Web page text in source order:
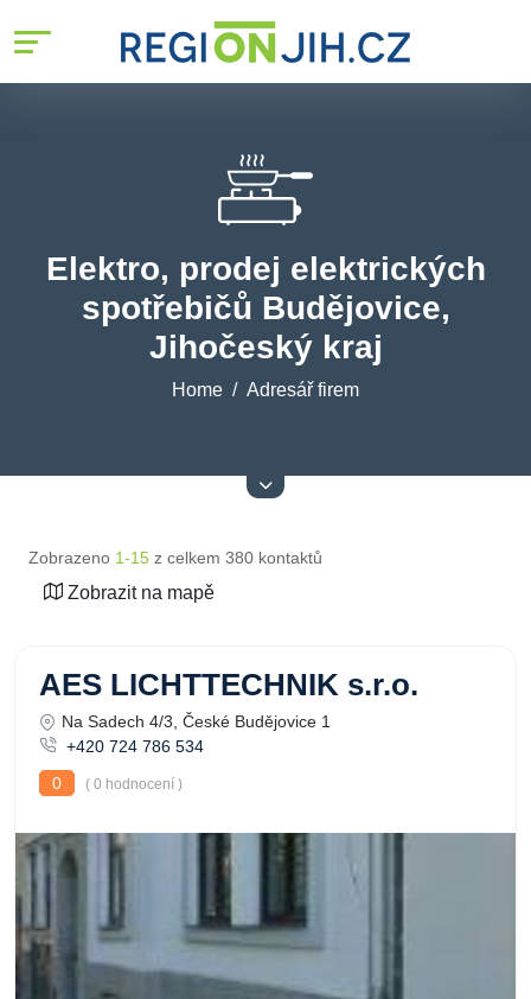
Elektro, prodej elektrických
spotřebičů Budějovice,
Jihočeský kraj
Home Adresář firem
Zobrazeno 1-15 z celkem 380 kontaktů
Zobrazit na mapě
AES LICHTTECHNIK s.r.o.
Na Sadech 4/3, České Budějovice 1
+420 724 786 534
0
( 0 hodnocení )